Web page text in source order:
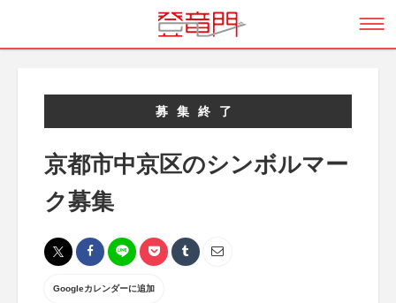
募集終了
京都市中京区のシンボルマー
ク募集
Googleカレンダーに追加